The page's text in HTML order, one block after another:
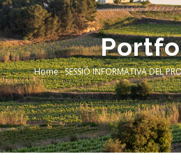
Breadcrumb
Home-SESSIÓ INFORMATIVA DEL